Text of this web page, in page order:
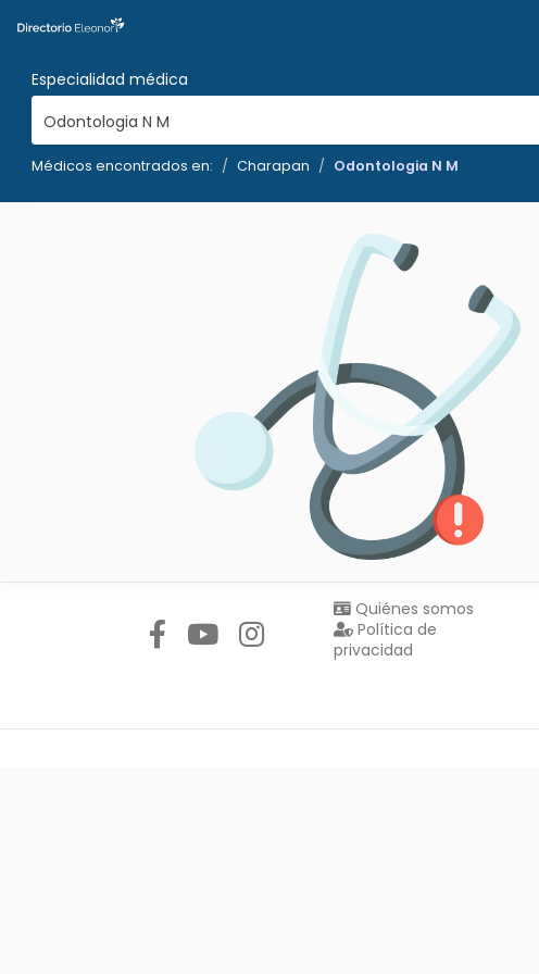
Especialidad médica
Odontologia N M
Médicos encontrados en: Charapan Odontologia N M
Quiénes somos
Política de
privacidad